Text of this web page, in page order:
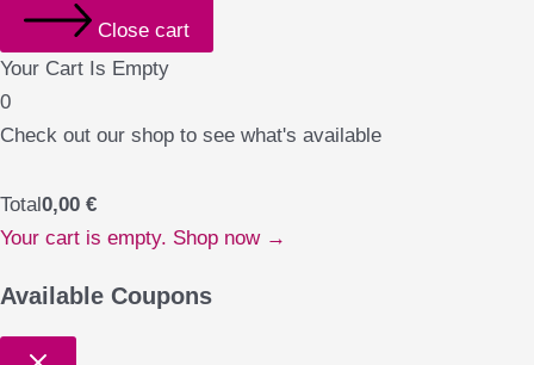
Close cart
Your Cart Is Empty
0
Check out our shop to see what's available
Total0,00 €
Your cart is empty. Shop now →
Available Coupons